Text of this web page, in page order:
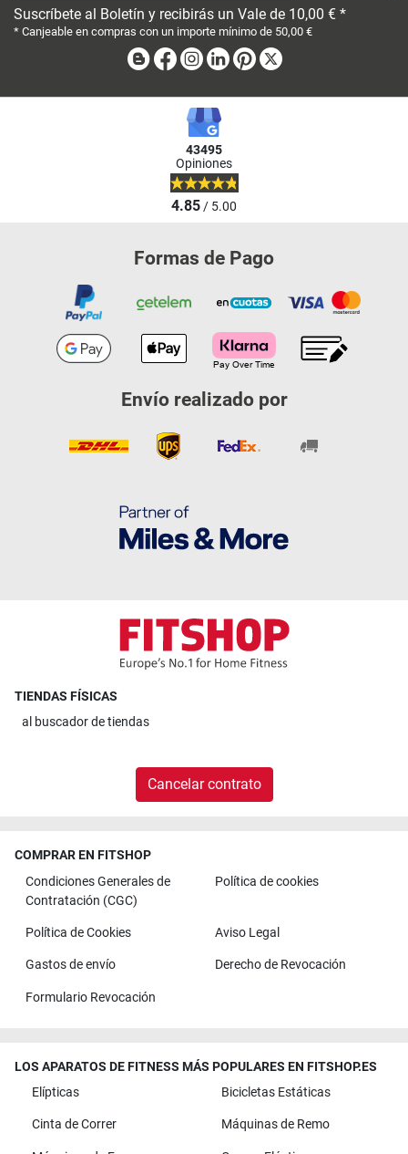
Suscríbete al Boletín y recibirás un Vale de 10,00 € *
* Canjeable en compras con un importe mínimo de 50,00 €
BlogFacebook
Instagram
LinkedinPinterest
43495
Opiniones
4.85/ 5.00
Formas de Pago
Envío realizado por
TIENDAS FÍSICAS
al buscador de tiendas
Cancelar contrato
COMPRAR EN FITSHOP
Condiciones Generales de
Contratación (CGC)
Política de cookies
Política de Cookies Aviso Legal
Gastos de envío Derecho de Revocación
Formulario Revocación
LOS APARATOS DE FITNESS MÁS POPULARES EN FITSHOP.ES
Elípticas
Bicicletas Estáticas
Cinta de Correr Máquinas de Remo